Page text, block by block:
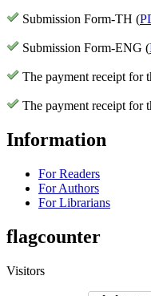
Submission Form-TH (
Submission Form-ENG (
The payment receipt for
The payment receipt for
Information
For Readers
For Authors
For Librarians
flagcounter
Visitors